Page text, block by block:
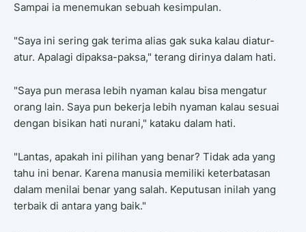
Sampai ia menemukan sebuah kesimpulan.
"Saya ini sering gak terima alias gak suka kalau diatur-
atur. Apalagi dipaksa-paksa," terang dirinya dalam hati.
"Saya pun merasa lebih nyaman kalau bisa mengatur
orang lain. Saya pun bekerja lebih nyaman kalau sesuai
dengan bisikan hati nurani," kataku dalam hati.
"Lantas, apakah ini pilihan yang benar? Tidak ada yang
tahu ini benar. Karena manusia memiliki keterbatasan
dalam menilai benar yang salah. Keputusan inilah yang
terbaik di antara yang baik."